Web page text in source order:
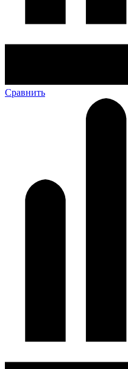
Сравнить